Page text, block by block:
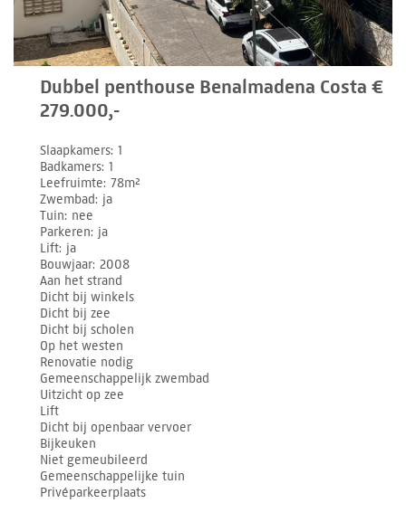
Dubbel penthouse Benalmadena Costa €
279.000,-
Slaapkamers 1
Badkamers 1
Leefruimte 78m²
Zwembad ja
Tuin nee
Parkeren ja
Lift ja
Bouwjaar 2008
Aan het strand
Dicht bij winkels
Dicht bij zee
Dicht bij scholen
Op het westen
Renovatie nodig
Gemeenschappelijk zwembad
Uitzicht op zee
Lift
Dicht bij openbaar vervoer
Bijkeuken
Niet gemeubileerd
Gemeenschappelijke tuin
Privéparkeerplaats